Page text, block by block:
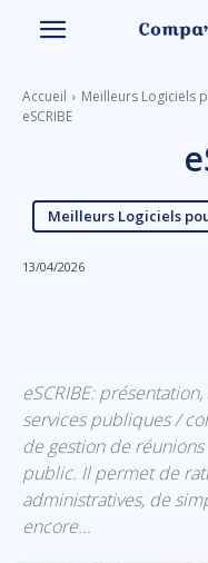
Accueil
Meilleurs Logiciels
eSCRIBE
Meilleurs Logiciels
13/04/2026
eSCRIBE:
services publiques /
de gestion de
public. Il permet de
administratives, de
encore...